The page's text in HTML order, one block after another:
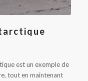
est un exemple de
tout en maintenant